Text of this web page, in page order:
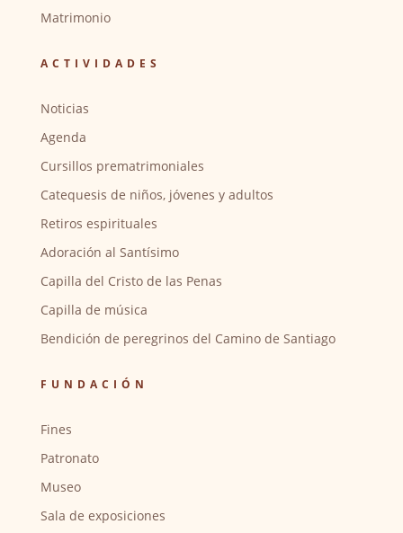
Matrimonio
ACTIVIDADES
Noticias
Agenda
Cursillos prematrimoniales
Catequesis de niños, jóvenes y adultos
Retiros espirituales
Adoración al Santísimo
Capilla del Cristo de las Penas
Capilla de música
Bendición de peregrinos del Camino de Santiago
FUNDACIÓN
Fines
Patronato
Museo
Sala de exposiciones